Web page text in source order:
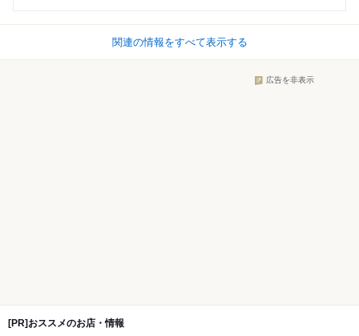
関連の情報をすべて表示する
広告を非表示
[PR]おススメのお店・情報